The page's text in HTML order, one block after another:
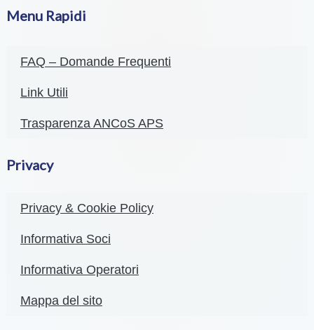
Menu Rapidi
FAQ – Domande Frequenti
Link Utili
Trasparenza ANCoS APS
Privacy
Privacy & Cookie Policy
Informativa Soci
Informativa Operatori
Mappa del sito